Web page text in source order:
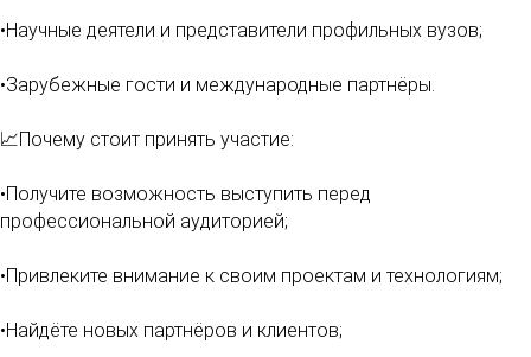
•Научные деятели и представители профильных вузов;
•Зарубежные гости и международные партнёры.
📈Почему стоит принять участие:
•Получите возможность выступить перед
профессиональной аудиторией;
•Привлеките внимание к своим проектам и технологиям;
•Найдёте новых партнёров и клиентов;